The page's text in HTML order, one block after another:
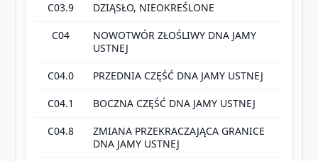
C03.9 DZIĄSŁO, NIEOKREŚLONE
C04
NOWOTWÓR ZŁOŚLIWY DNA JAMY
USTNEJ
C04.0 PRZEDNIA CZĘŚĆ DNA JAMY USTNEJ
C04.1 BOCZNA CZĘŚĆ DNA JAMY USTNEJ
C04.8
ZMIANA PRZEKRACZAJĄCA GRANICE
DNA JAMY USTNEJ